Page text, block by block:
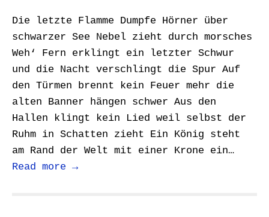
Die letzte Flamme Dumpfe Hörner über
schwarzer See Nebel zieht durch morsches
Weh‘ Fern erklingt ein letzter Schwur
und die Nacht verschlingt die Spur Auf
den Türmen brennt kein Feuer mehr die
alten Banner hängen schwer Aus den
Hallen klingt kein Lied weil selbst der
Ruhm in Schatten zieht Ein König steht
am Rand der Welt mit einer Krone ein…
Read more →